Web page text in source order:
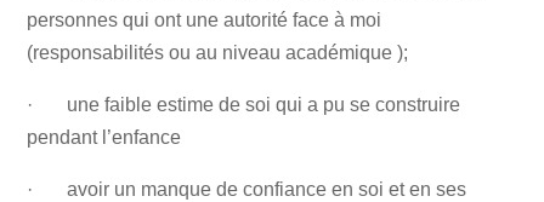
personnes qui ont une autorité face à moi
(responsabilités ou au niveau académique );
· une faible estime de soi qui a pu se construire
pendant l’enfance
· avoir un manque de confiance en soi et en ses